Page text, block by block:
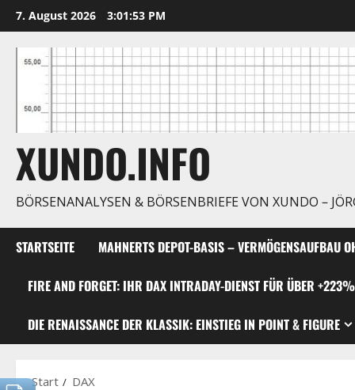
Zum
Inhalt
springen
7. August 2026 3:01:54 PM
XUNDO.INFO
BÖRSENANALYSEN & BÖRSENBRIEFE VON XUNDO –
STARTSEITE MAHNERTS DEPOT-BASIS – VERMÖGENSAUFBAU
FIRE AND FORGET: IHR DAX INTRADAY-DIENST FÜR ÜBER
DIE RENAISSANCE DER KLASSIK: EINSTIEG IN POINT & FIGURE
Start DAX